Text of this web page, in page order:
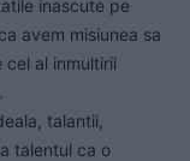
inascute pe
avem misiunea sa
cel al inmultirii
talantii,
talentul ca o